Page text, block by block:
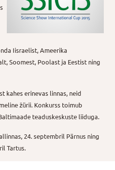
Iisraelist, Ameerika
Soomest, Poolast ja Eestist ning
kahes erinevas linnas, neid
žürii. Konkurss toimub
teaduskeskuste liiduga.
24. septembril Pärnus ning
Tartus.